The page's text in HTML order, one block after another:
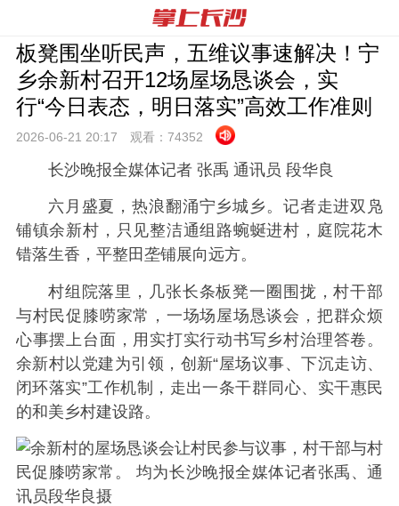
板凳围坐听民声，五维议事速解决！宁
乡余新村召开12场屋场恳谈会，实
行“今日表态，明日落实”高效工作准则
2026-06-21 20:17 观看： 74352
长沙晚报全媒体记者 张禹 通讯员 段华良
六月盛夏，热浪翻涌宁乡城乡。记者走进双凫
铺镇余新村，只见整洁通组路蜿蜒进村，庭院花木
错落生香，平整田垄铺展向远方。
村组院落里，几张长条板凳一圈围拢，村干部
与村民促膝唠家常，一场场屋场恳谈会，把群众烦
心事摆上台面，用实打实行动书写乡村治理答卷。
余新村以党建为引领，创新“屋场议事、下沉走访、
闭环落实”工作机制，走出一条干群同心、实干惠民
的和美乡村建设路。